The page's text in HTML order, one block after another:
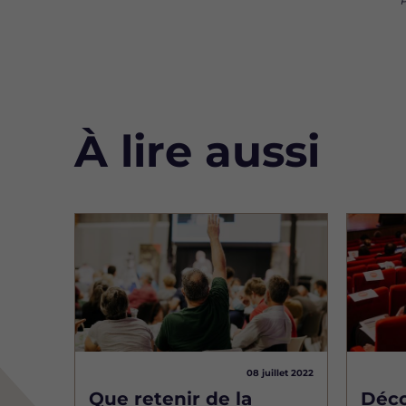
À lire aussi
Image
08 juillet 2022
Que retenir de la
Image